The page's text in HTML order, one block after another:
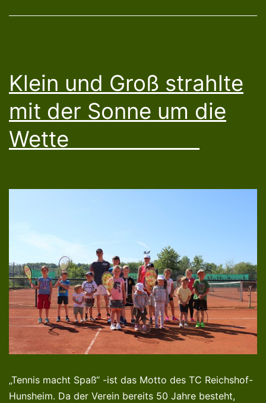
Klein und Groß strahlte
mit der Sonne um die
Wette
„Tennis macht Spaß“ -ist das Motto des TC Reichshof-
Hunsheim. Da der Verein bereits 50 Jahre besteht,